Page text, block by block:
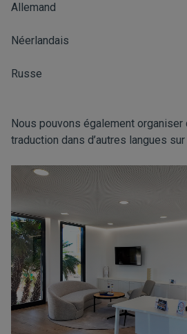
Allemand
Néerlandais
Russe
Nous pouvons également
traduction dans d’autres langues